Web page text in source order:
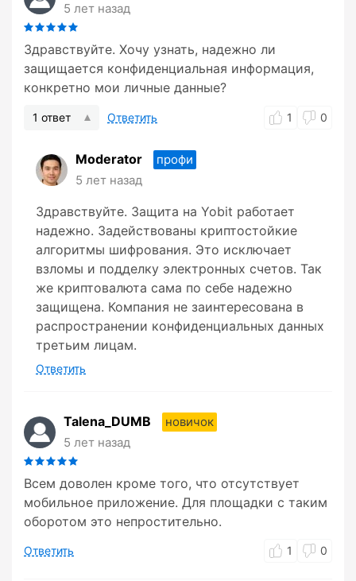
5 лет назад
Здравствуйте. Хочу узнать, надежно ли
защищается конфиденциальная информация,
конкретно мои личные данные?
1 ответ Ответить 1 0
Moderator
профи
5 лет назад
Здравствуйте. Защита на Yobit работает
надежно. Задействованы криптостойкие
алгоритмы шифрования. Это исключает
взломы и подделку электронных счетов. Так
же криптовалюта сама по себе надежно
защищена. Компания не заинтересована в
распространении конфиденциальных данных
третьим лицам.
Ответить
Talena_DUMB
новичок
5 лет назад
Всем доволен кроме того, что отсутствует
мобильное приложение. Для площадки с таким
оборотом это непростительно.
Ответить 1 0